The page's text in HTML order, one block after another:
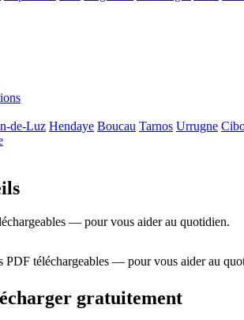
de-Luz Hendaye Boucau Tarnos Urrugne
— pour vous aider au quotidien.
PDF téléchargeables — pour vous aider au
gratuitement